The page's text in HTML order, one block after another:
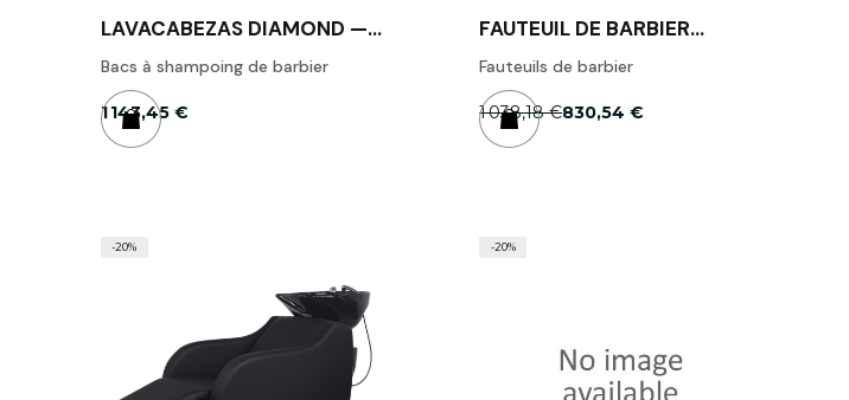
LAVACABEZAS DIAMOND —
NEOBEAUTY
Bacs à shampoing de barbier
1 143,45 €
FAUTEUIL DE BARBIER
Fauteuils de barbier
1 038,18 €830,54 €
-20% -20%